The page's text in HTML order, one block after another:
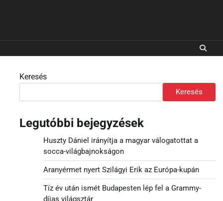
Keresés
Keresés
Legutóbbi bejegyzések
Huszty Dániel irányítja a magyar válogatottat a
socca-világbajnokságon
Aranyérmet nyert Szilágyi Erik az Európa-kupán
Tíz év után ismét Budapesten lép fel a Grammy-
díjas világsztár